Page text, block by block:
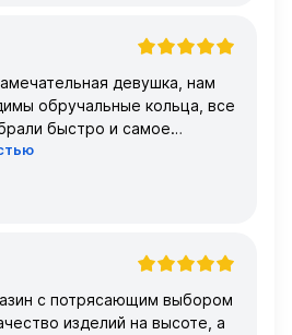
девушка, нам
обручальные кольца, все
быстро и самое
подошло по размеру с
с потрясающим выбором
изделий на высоте, а